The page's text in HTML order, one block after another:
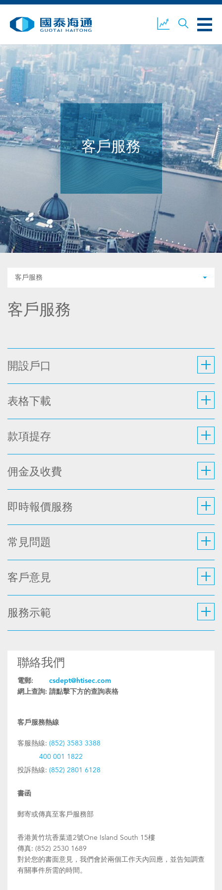
業務概覽 公司新聞
環境、社會及企業管治 國泰海通證券 聯絡我們
客戶服務
客戶服務
客戶服務
開設戶口
表格下載
款項提存
佣金及收費
即時報價服務
常見問題
客戶意見
服務示範
聯絡我們
電郵:
csdept@htisec.com
網上查詢: 請點擊下方的查詢表格
客戶服務熱線
客服熱線: (852) 3583 3388
400 001 1822
投訴熱線: (852) 2801 6128
書函
郵寄或傳真至客戶服務部
香港黃竹坑香葉道2號One Island South 15樓
傳真: (852) 2530 1689
對於您的書面意見，我們會於兩個工作天內回應，並告知調查
有關事件所需的時間。